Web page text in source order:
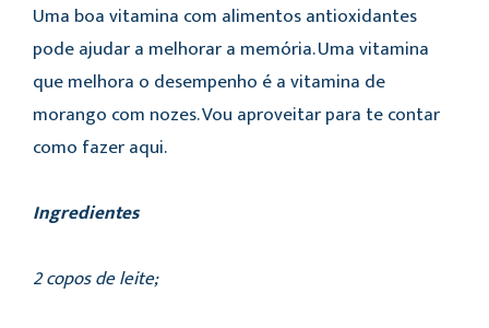
Uma boa vitamina com alimentos antioxidantes
pode ajudar a melhorar a memória. Uma vitamina
que melhora o desempenho é a vitamina de
morango com nozes. Vou aproveitar para te contar
como fazer aqui.
Ingredientes
2 copos de leite;